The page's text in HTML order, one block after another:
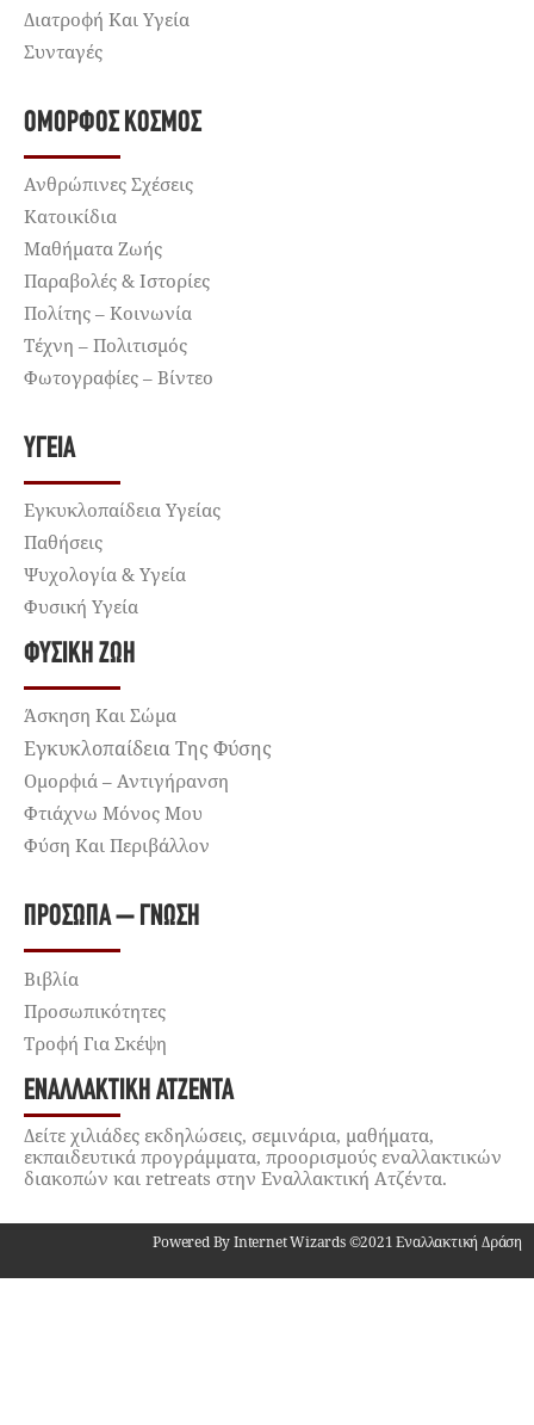
Διατροφή Και Υγεία
Συνταγές
ΌΜΟΡΦΟΣ ΚΌΣΜΟΣ
Ανθρώπινες Σχέσεις
Κατοικίδια
Μαθήματα Ζωής
Παραβολές & Ιστορίες
Πολίτης – Κοινωνία
Τέχνη – Πολιτισμός
Φωτογραφίες – Βίντεο
ΥΓΕΊΑ
Εγκυκλοπαίδεια Υγείας
Παθήσεις
Ψυχολογία & Υγεία
Φυσική Υγεία
ΦΥΣΙΚΉ ΖΩΉ
Άσκηση Και Σώμα
Εγκυκλοπαίδεια Της Φύσης
Ομορφιά – Αντιγήρανση
Φτιάχνω Μόνος Μου
Φύση Και Περιβάλλον
ΠΡΌΣΩΠΑ – ΓΝΏΣΗ
Βιβλία
Προσωπικότητες
Τροφή Για Σκέψη
ΕΝΑΛΛΑΚΤΙΚΉ ΑΤΖΈΝΤΑ
Δείτε χιλιάδες εκδηλώσεις, σεμινάρια, μαθήματα,
εκπαιδευτικά προγράμματα, προορισμούς εναλλακτικών
διακοπών και retreats στην Εναλλακτική Ατζέντα.
Powered By Internet Wizards ©2021 Εναλλακτική Δράση